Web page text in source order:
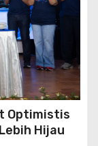
Optimistis
Hijau